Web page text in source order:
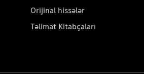
Orijinal hissələr
Təlimat Kitabçaları